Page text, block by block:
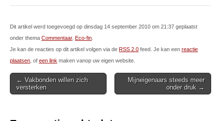
Dit artikel werd toegevoegd op dinsdag 14 september 2010 om 21:37 geplaatst
onder thema Commentaar, Eco-fin
Je kan de reacties op dit artikel volgen via de RSS 2.0 feed. Je kan een reactie
plaatsen , of een link maken vanop uw eigen website.
Post
navigation
← Vakbonden willen zich
versterken
Mijneigenaars steeds meer
onder druk →